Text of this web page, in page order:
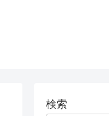
検索